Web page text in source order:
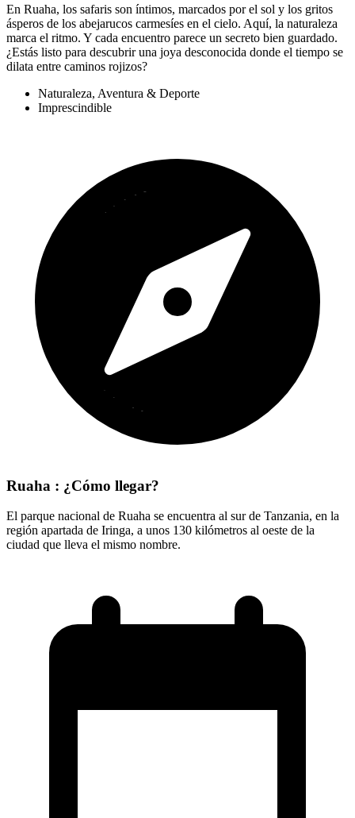
En Ruaha, los safaris son íntimos, marcados por el sol y los gritos
ásperos de los abejarucos carmesíes en el cielo. Aquí, la naturaleza
marca el ritmo. Y cada encuentro parece un secreto bien guardado.
¿Estás listo para descubrir una joya desconocida donde el tiempo se
dilata entre caminos rojizos?
Naturaleza, Aventura & Deporte
Imprescindible
Ruaha : ¿Cómo llegar?
El parque nacional de Ruaha se encuentra al sur de Tanzania, en la
región apartada de Iringa, a unos 130 kilómetros al oeste de la
ciudad que lleva el mismo nombre.